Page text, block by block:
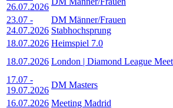
26.07.2026
23.07 -
24.07.2026
DM Männer/Frauen
Stabhochsprung
18.07.2026 Heimspiel 7.0
18.07.2026 London | Diamond League
17.07 -
19.07.2026
DM Masters
16.07.2026 Meeting Madrid